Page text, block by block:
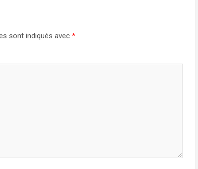
sont indiqués avec *